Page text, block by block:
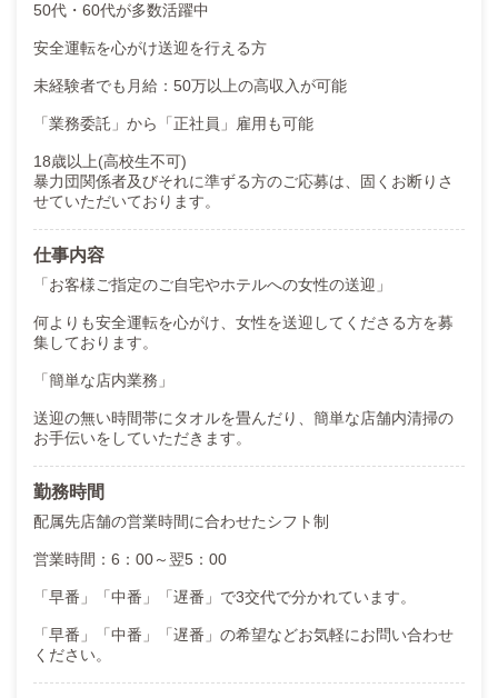
50代・60代が多数活躍中
安全運転を心がけ送迎を行える方
未経験者でも月給：50万以上の高収入が可能
「業務委託」から「正社員」雇用も可能
18歳以上(高校生不可)
暴力団関係者及びそれに準ずる方のご応募は、固くお断りさ
せていただいております。
仕事内容
「お客様ご指定のご自宅やホテルへの女性の送迎」
何よりも安全運転を心がけ、女性を送迎してくださる方を募
集しております。
「簡単な店内業務」
送迎の無い時間帯にタオルを畳んだり、簡単な店舗内清掃の
お手伝いをしていただきます。
勤務時間
配属先店舗の営業時間に合わせたシフト制
営業時間：6：00～翌5：00
「早番」「中番」「遅番」で3交代で分かれています。
「早番」「中番」「遅番」の希望などお気軽にお問い合わせ
ください。